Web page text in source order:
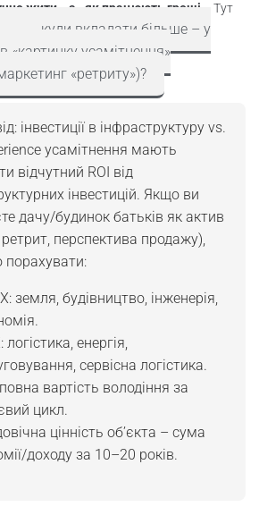
жити», а «як працюють гроші».
Тут
куди вкладати більше – у
«картинку усамітнення»
«ретриту»)?
інвестиції в інфраструктуру vs.
усамітнення мають
відчутний ROI від
інвестицій. Якщо ви
дачу/будинок батьків як актив
перспектива продажу),
земля, будівництво, інженерія,
логістика, енергія,
сервісна логістика.
вартість володіння за
цикл.
цінність об’єкта – сума
доходу за 10–20 років.